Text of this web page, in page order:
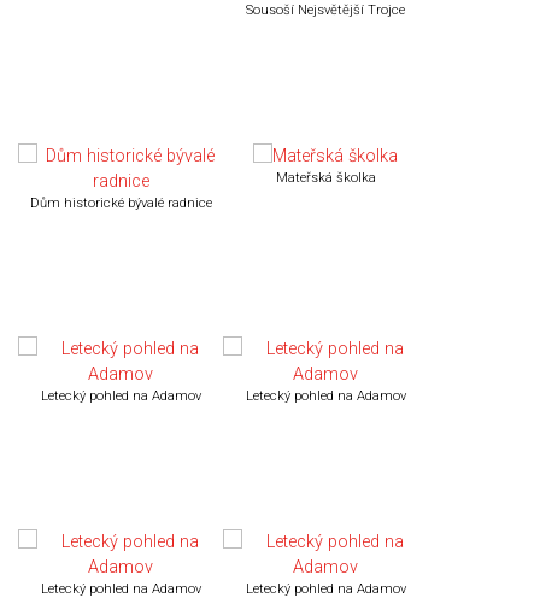
Sousoší Nejsvětější Trojce
Dům historické bývalé radnice
Mateřská školka
Letecký pohled na Adamov Letecký pohled na Adamov
Letecký pohled na Adamov Letecký pohled na Adamov